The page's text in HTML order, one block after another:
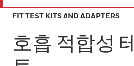
FIT TEST KITS AND ADAPTERS
호흡 적합성